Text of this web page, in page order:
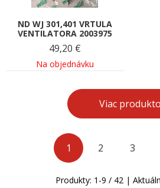
ND WJ 301,401 VRTULA
VENTILATORA 2003975
49,20 €
Na objednávku
Viac
1 2 3
Produkty: 1 -9 / 42 |